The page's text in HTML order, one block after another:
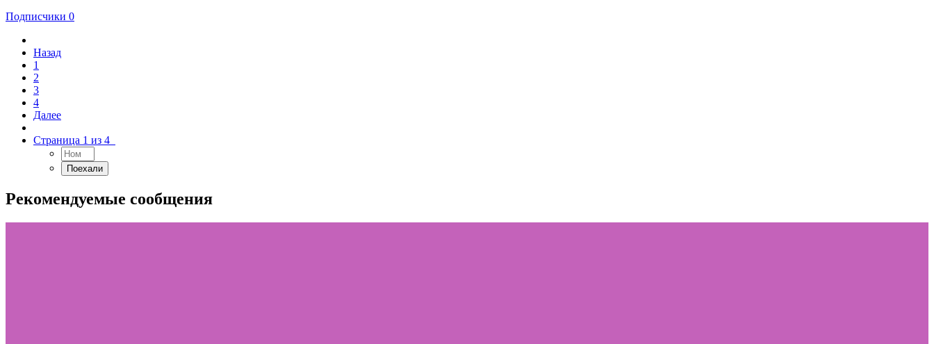
Подписчики 0
Назад
1
2
3
4
Далее
Страница 1 из 4
Рекомендуемые сообщения